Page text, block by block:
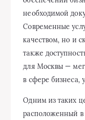
необходимой
Современные
качеством, но и
также
для Москвы —
в сфере бизнеса,
Одним из таких
расположенный